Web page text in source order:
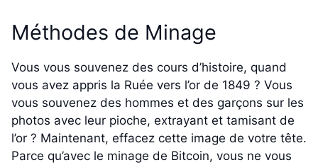
Méthodes de Minage
Vous vous souvenez des cours d’histoire, quand
vous avez appris la Ruée vers l’or de 1849 ? Vous
vous souvenez des hommes et des garçons sur les
photos avec leur pioche, extrayant et tamisant de
l’or ? Maintenant, effacez cette image de votre tête.
Parce qu’avec le minage de Bitcoin, vous ne vous